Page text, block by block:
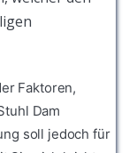
Faktoren,
Dam
soll jedoch für